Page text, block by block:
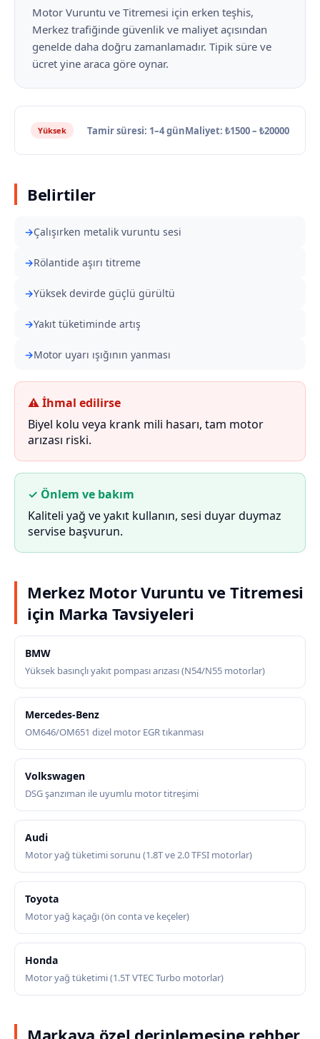
Motor Vuruntu ve Titremesi için erken teşhis,
Merkez trafiğinde güvenlik ve maliyet açısından
genelde daha doğru zamanlamadır. Tipik süre ve
ücret yine araca göre oynar.
Yüksek Tamir süresi: 1–4 günMaliyet: ₺1500 – ₺20000
Belirtiler
Çalışırken metalik vuruntu sesi
Rölantide aşırı titreme
Yüksek devirde güçlü gürültü
Yakıt tüketiminde artış
Motor uyarı ışığının yanması
⚠ İhmal edilirse
Biyel kolu veya krank mili hasarı, tam motor
arızası riski.
✓ Önlem ve bakım
Kaliteli yağ ve yakıt kullanın, sesi duyar duymaz
servise başvurun.
Merkez Motor Vuruntu ve Titremesi
için Marka Tavsiyeleri
BMW
Yüksek basınçlı yakıt pompası arızası (N54/N55 motorlar)
Mercedes-Benz
OM646/OM651 dizel motor EGR tıkanması
Volkswagen
DSG şanzıman ile uyumlu motor titreşimi
Audi
Motor yağ tüketimi sorunu (1.8T ve 2.0 TFSI motorlar)
Toyota
Motor yağ kaçağı (ön conta ve keçeler)
Honda
Motor yağ tüketimi (1.5T VTEC Turbo motorlar)
Markaya özel derinlemesine rehber